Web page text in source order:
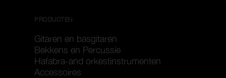
PRODUCTEN
Gitaren en basgitaren
Bekkens en Percussie
Hafabra-and orkestinstrumenten
Accessoires